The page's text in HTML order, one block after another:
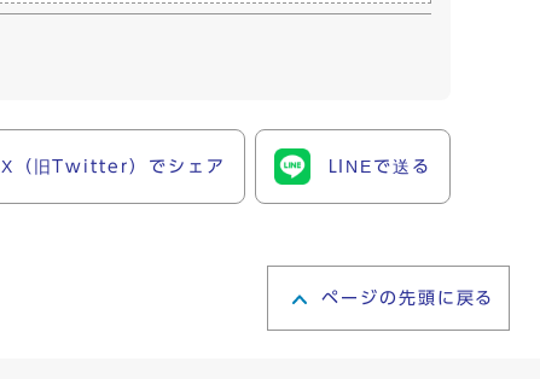
X（旧Twitter）でシェア LINEで送る
ページの先頭に戻る